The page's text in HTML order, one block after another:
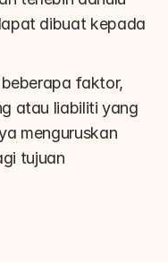
dibuat kepada
faktor,
atau liabiliti yang
menguruskan
tujuan